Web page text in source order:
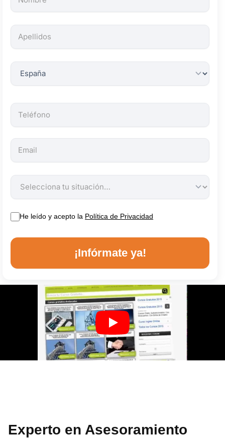
los
son
obligatorios.
He leído y acepto la Política de Privacidad
¡Infórmate ya!
Experto en Asesoramiento